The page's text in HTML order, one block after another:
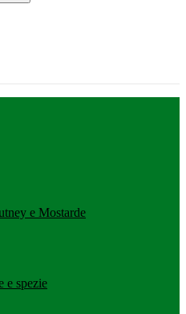
e Mostarde
e spezie